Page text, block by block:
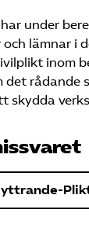
under
lämnar i
inom
det
skydda